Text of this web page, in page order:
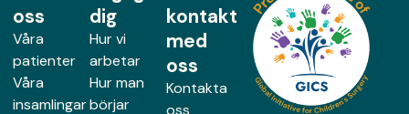
oss
Våra
patienter
Våra
insamlingar
dig
Hur vi
arbetar
Hur man
börjar
kontakt
med
oss
Kontakta
oss